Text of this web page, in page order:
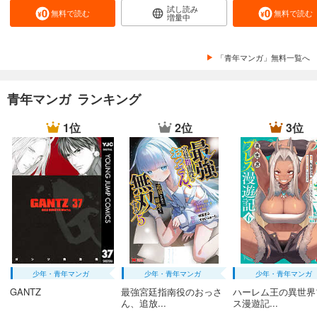
無料で読む 試し読み
増量中 無料で読む
「青年マンガ」無料一覧へ
青年マンガ ランキング
1位
少年・青年マンガ
GANTZ
2位
少年・青年マンガ
最強宮廷指南役のおっさ
ん、追放...
3位
少年・青年マンガ
ハーレム王の異世
ス漫遊記...